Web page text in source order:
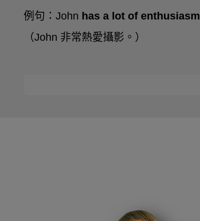
例句：John has a lot of enthusiasm
（John 非常熱愛攝影。）